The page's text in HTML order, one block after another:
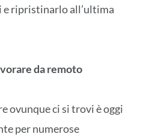
ripristinarlo all’ultima
da remoto
ovunque ci si trovi è oggi
per numerose